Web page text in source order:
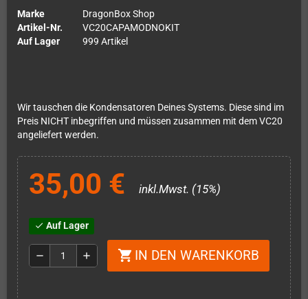
Marke
DragonBox Shop
Artikel-Nr.
VC20CAPAMODNOKIT
Auf Lager
999 Artikel
Wir tauschen die Kondensatoren Deines Systems. Diese sind im
Preis NICHT inbegriffen und müssen zusammen mit dem VC20
angeliefert werden.
35,00 € inkl.Mwst. (15%)
check Auf Lager
remove add shopping_cart IN DEN WARENKORB